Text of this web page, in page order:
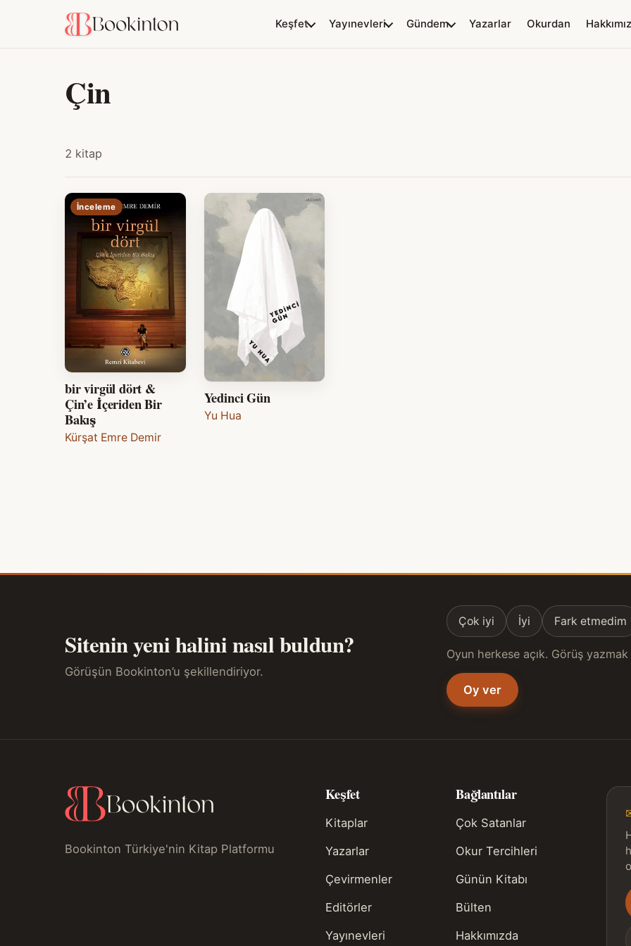
Keşfet Yayınevleri Gündem Yazarlar Okurdan
Çin
2 kitap
İnceleme
bir virgül dört &
Çin’e İçeriden Bir
Bakış
Kürşat Emre Demir
Yedinci Gün
Yu Hua
Sitenin yeni halini nasıl buldun?
Görüşün Bookinton’u şekillendiriyor.
Çok iyi İyi Fark etmedim
Oyun herkese açık. Görüş
Oy ver
Bookinton Türkiye'nin Kitap Platformu
Keşfet
Kitaplar
Yazarlar
Çevirmenler
Editörler
Yayınevleri
Bağlantılar
Çok Satanlar
Okur Tercihleri
Günün Kitabı
Bülten
Hakkımızda